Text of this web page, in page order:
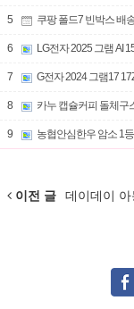
5 쿠팡 폴드7 빈박스 배
6 LG전자 2025 그램 AI
7 G전자 2024 그램17
8 카누 캡슐커피 돌체구
9 농협안심한우 암소 1
이전 글 데이데이